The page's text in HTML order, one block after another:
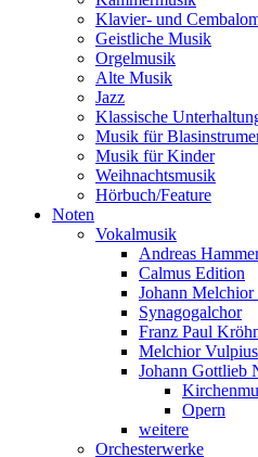
Klavier- und
Geistliche Musik
Orgelmusik
Alte Musik
Jazz
Klassische
Musik für
Musik für Kinder
Weihnachtsmusik
Hörbuch/Feature
Noten
Vokalmusik
Andreas
Calmus Edition
Johann
Synagogalchor
Franz Paul
Melchior Vulpius
Johann Gottlieb
Opern
weitere
Orchesterwerke